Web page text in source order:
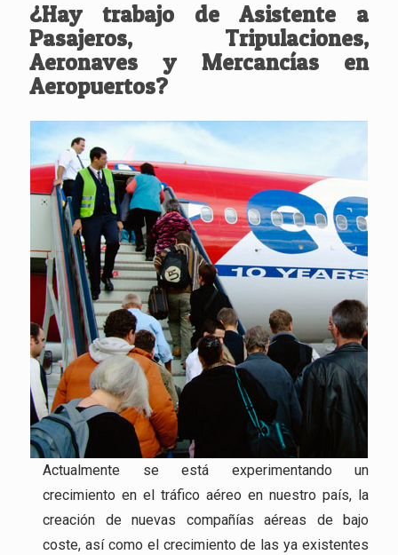
¿Hay trabajo de Asistente a
Pasajeros, Tripulaciones,
Aeronaves y Mercancías en
Aeropuertos?
Actualmente se está experimentando un
crecimiento en el tráfico aéreo en nuestro país, la
creación de nuevas compañías aéreas de bajo
coste, así como el crecimiento de las ya existentes